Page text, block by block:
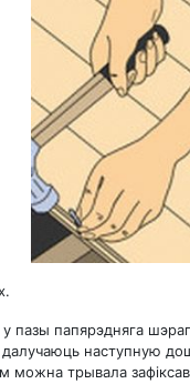
пазы папярэдняга
наступную
можна трывала